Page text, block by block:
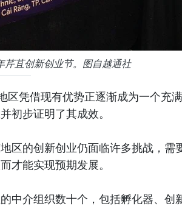
芹苴创新创业节。图自越通社
凭借现有优势正逐渐成为一个充
初步证明了其成效。
区的创新创业仍面临许多挑战，需
才能实现预期发展。
中介组织数十个，包括孵化器、创